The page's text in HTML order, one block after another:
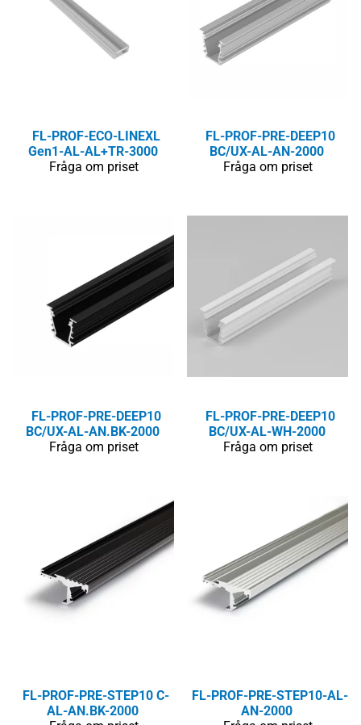
FL-PROF-ECO-LINEXL
Gen1-AL-AL+TR-3000
Fråga om priset
FL-PROF-PRE-DEEP10
BC/UX-AL-AN-2000
Fråga om priset
FL-PROF-PRE-DEEP10
BC/UX-AL-AN.BK-2000
Fråga om priset
FL-PROF-PRE-DEEP10
BC/UX-AL-WH-2000
Fråga om priset
FL-PROF-PRE-STEP10 C-
AL-AN.BK-2000
FL-PROF-PRE-STEP10-AL-
AN-2000